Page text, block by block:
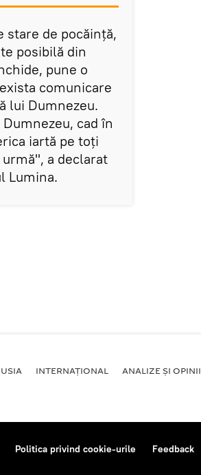
stare de pocăinţă,
posibilă din
pune o
comunicare
lui Dumnezeu.
cad în
iartă pe toţi
a declarat
Lumina.
INTERNAŢIONAL ANALIZE ȘI OPINII
Politica privind cookie-urile Feedback